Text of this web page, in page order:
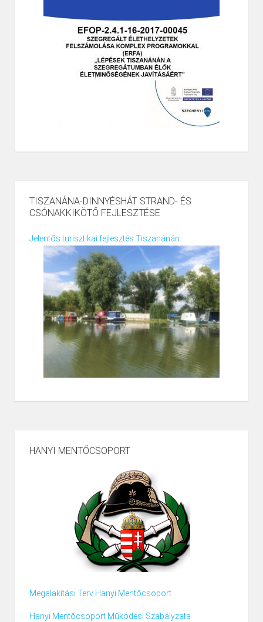
TISZANÁNA-DINNYÉSHÁT STRAND- ÉS
CSÓNAKKIKÖTŐ FEJLESZTÉSE
Jelentős turisztikai fejlesztés Tiszanánán
HANYI MENTŐCSOPORT
Megalakítási Terv Hanyi Mentőcsoport
Hanyi Mentőcsoport Működési Szabályzata